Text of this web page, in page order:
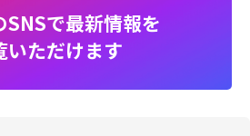
SNSで最新情報を
いただけます